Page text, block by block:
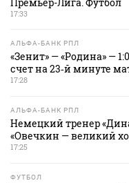
17:33
АЛЬФА-БАНК РПЛ
«Зенит» — «Родина» —
счет на 23‑й минуте
17:28
АЛЬФА-БАНК РПЛ
Немецкий тренер
«Овечкин — великий
17:25
ФУТБОЛ